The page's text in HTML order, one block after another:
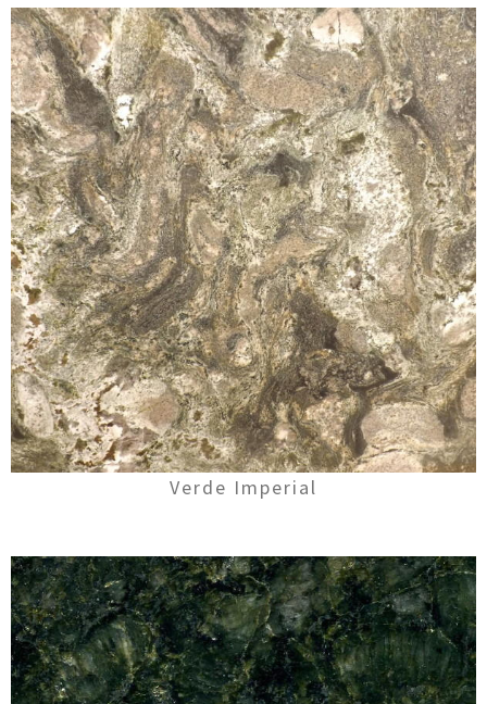
Verde Imperial